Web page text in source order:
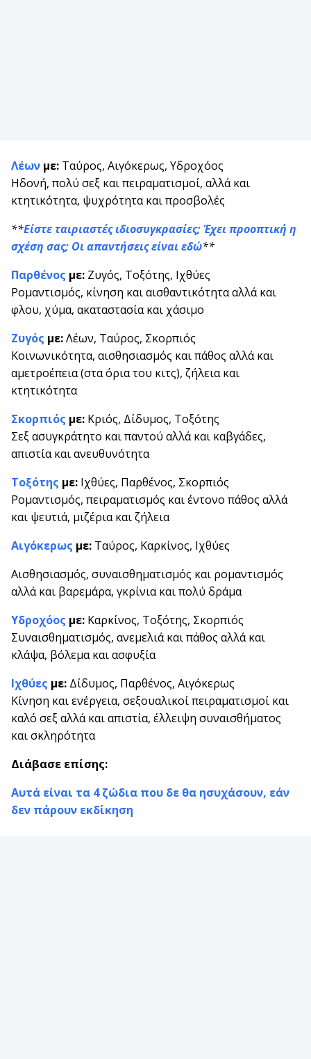
Λέων με: Ταύρος, Αιγόκερως, Υδροχόος
Ηδονή, πολύ σεξ και πειραματισμοί, αλλά και
κτητικότητα, ψυχρότητα και προσβολές
**Είστε ταιριαστές ιδιοσυγκρασίες; Έχει προοπτική η
σχέση σας; Οι απαντήσεις είναι εδώ**
Παρθένος με: Ζυγός, Τοξότης, Ιχθύες
Ρομαντισμός, κίνηση και αισθαντικότητα αλλά και
φλου, χύμα, ακαταστασία και χάσιμο
Ζυγός με:Λέων, Ταύρος, Σκορπιός
Κοινωνικότητα, αισθησιασμός και πάθος αλλά και
αμετροέπεια (στα όρια του κιτς), ζήλεια και
κτητικότητα
Σκορπιός με: Κριός, Δίδυμος, Τοξότης
Σεξ ασυγκράτητο και παντού αλλά και καβγάδες,
απιστία και ανευθυνότητα
Τοξότης με: Ιχθύες, Παρθένος, Σκορπιός
Ρομαντισμός, πειραματισμός και έντονο πάθος αλλά
και ψευτιά, μιζέρια και ζήλεια
Αιγόκερως με: Ταύρος, Καρκίνος, Ιχθύες
Αισθησιασμός, συναισθηματισμός και ρομαντισμός
αλλά και βαρεμάρα, γκρίνια και πολύ δράμα
Υδροχόος με: Καρκίνος, Τοξότης, Σκορπιός
Συναισθηματισμός, ανεμελιά και πάθος αλλά και
κλάψα, βόλεμα και ασφυξία
Ιχθύες με: Δίδυμος, Παρθένος, Αιγόκερως
Κίνηση και ενέργεια, σεξουαλικοί πειραματισμοί και
καλό σεξ αλλά και απιστία, έλλειψη συναισθήματος
και σκληρότητα
Διάβασε επίσης:
Αυτά είναι τα 4 ζώδια που δε θα ησυχάσουν, εάν
δεν πάρουν εκδίκηση